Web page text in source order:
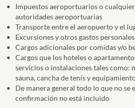
Impuestos aeroportuarios o
autoridades aeroportuarias
Transporte entre el aeropuerto y el
Excursiones y otros gastos personales
Cargos adicionales por comidas y/o
Cargos que los hoteles o
servicios o instalaciones tales como:
sauna, cancha de tenis y
De manera general todo lo que no se
confirmación no está incluido